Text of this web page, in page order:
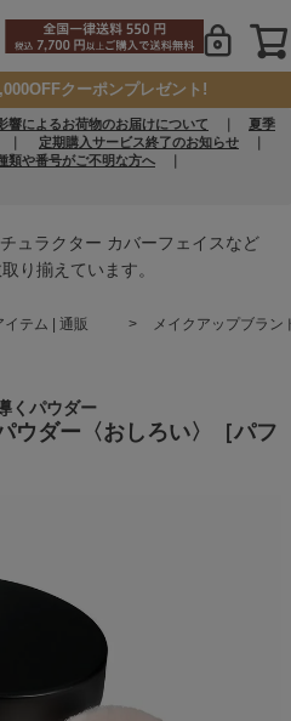
クーポンプレゼント!
響によるお荷物のお届けについて
夏季
定期購入サービス終了のお知らせ
類や番号がご不明な方へ
ュラクター カバーフェイスなど
り揃えています。
テム | 通販 メイクアップブラン
くパウダー
ウダー〈おしろい〉［パフ